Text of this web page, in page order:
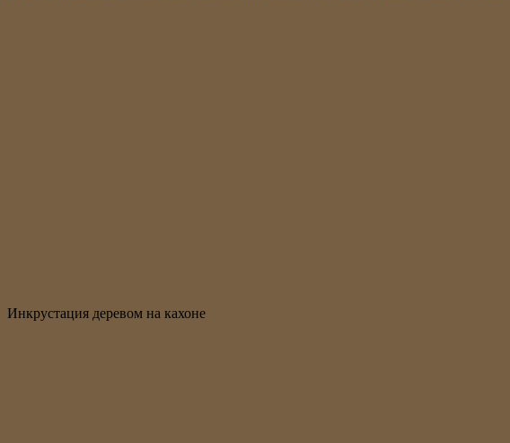
Инкрустация деревом на кахоне